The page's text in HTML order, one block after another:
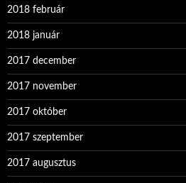
2018 február
2018 január
2017 december
2017 november
2017 október
2017 szeptember
2017 augusztus